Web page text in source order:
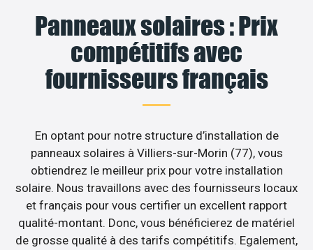
Panneaux solaires : Prix
compétitifs avec
fournisseurs français
En optant pour notre structure d’installation de
panneaux solaires à Villiers-sur-Morin (77), vous
obtiendrez le meilleur prix pour votre installation
solaire. Nous travaillons avec des fournisseurs locaux
et français pour vous certifier un excellent rapport
qualité-montant. Donc, vous bénéficierez de matériel
de grosse qualité à des tarifs compétitifs. Egalement,